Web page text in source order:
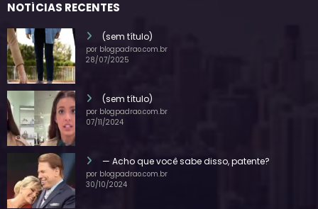
(sem título)
por blogpadrao.com.br
(sem título)
por blogpadrao.com.br
— Acho que você sabe disso, patente?
por blogpadrao.com.br